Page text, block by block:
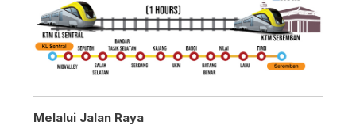
Melalui Jalan Raya